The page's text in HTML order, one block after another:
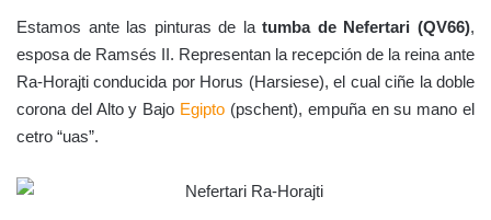
Estamos ante las pinturas de latumba de Nefertari (QV66),
esposa de Ramsés II. Representan la recepción de la reina ante
Ra-Horajti conducida por Horus (Harsiese), el cual ciñe la doble
corona del Alto y Bajo Egipto (pschent), empuña en su mano el
cetro “uas”.